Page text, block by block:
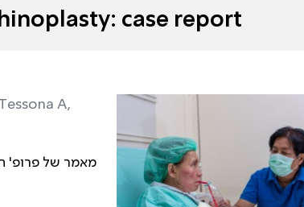
case report
A,
מאמר של פרופ'